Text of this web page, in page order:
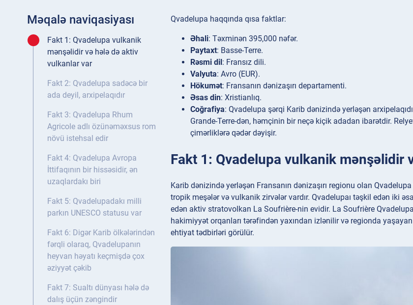
Məqalə naviqasiyası
Fakt 1: Qvadelupa vulkanik
mənşəlidir və hələ də aktiv
vulkanlar var
Fakt 2: Qvadelupa sadəcə bir
ada deyil, arxipelaqıdır
Fakt 3: Qvadelupa Rhum
Agricole adlı özünəməxsus rom
növü istehsal edir
Fakt 4: Qvadelupa Avropa
İttifaqının bir hissəsidir, ən
uzaqlardakı biri
Fakt 5: Qvadelupadakı milli
parkın UNESCO statusu var
Fakt 6: Digər Karib ölkələrindən
fərqli olaraq, Qvadelupanın
heyvan həyatı keçmişdə çox
əziyyət çəkib
Fakt 7: Sualtı dünyası hələ də
dalış üçün zəngindir
Qvadelupa haqqında qısa faktlar:
Əhali: Təxminən 395,000 nəfər.
Paytaxt: Basse-Terre.
Rəsmi dil : Fransız dili.
Valyuta: Avro (EUR).
Hökumət: Fransanın dənizaşırı departamenti.
Əsas din: Xristianlıq.
Coğrafiya: Qvadelupa şərqi Karib dənizində yerləşən
Grande-Terre-dən, həmçinin bir neçə kiçik adadan ibarətdir.
çimərliklərə qədər dəyişir.
Fakt 1: Qvadelupa vulkanik mənşəlidir
Karib dənizində yerləşən Fransanın dənizaşırı regionu olan
tropik meşələr və vulkanik zirvələr vardır. Qvadelupaı təşkil edən iki
edən aktiv stratovolkan La Soufrière-nin evidir. La Soufrière
hakimiyyət orqanları tərəfindən yaxından izlənilir və regionda
ehtiyat tədbirləri görülür.